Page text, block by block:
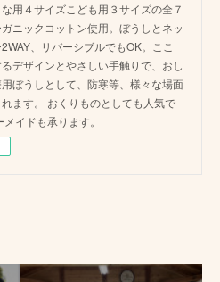
用４サイズこども用３サイズの全７
ニックコットン使用。ぼうしとネッ
、リバーシブルでもOK。ここ
デザインとやさしい手触りで、おし
ぼうしとして、防寒等、様々な場面
ます。 おくりものとしても人気で
イドも承ります。